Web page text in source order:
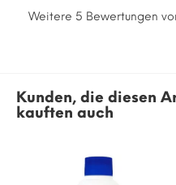
Weitere 5 Bewertungen
Kunden, die diesen
kauften auch